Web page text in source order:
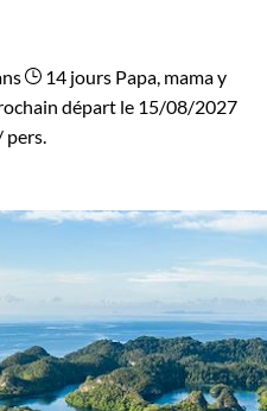
14 jours Papa, mama y
départ le 15/08/2027
pers.